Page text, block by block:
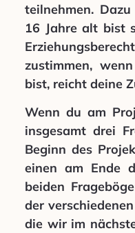
teilnehmen.
16 Jahre alt bist
zustimmen,
bist, reicht deine
Wenn du am
insgesamt drei
Beginn des
einen am Ende
beiden
der
die wir im